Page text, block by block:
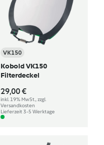
VK150
Kobold VK150
Filterdeckel
29,00 €
inkl. 19% MwSt., zzgl.
Versandkosten
Lieferzeit 3-5 Werktage